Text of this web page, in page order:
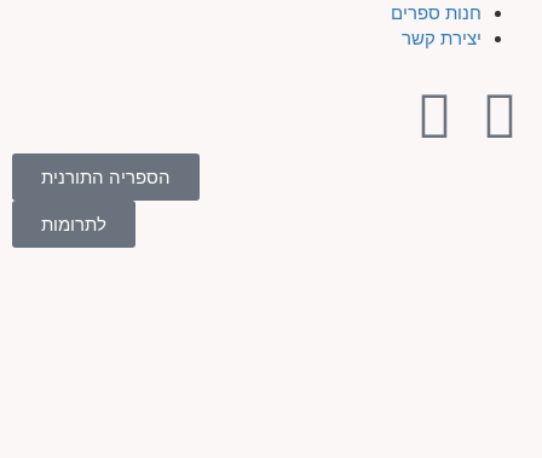
חנות ספרים
יצירת קשר
הספריה התורנית
לתרומות